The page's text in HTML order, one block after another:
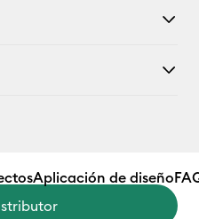
Aplicación de diseño